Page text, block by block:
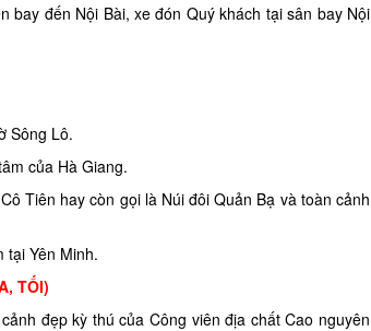
bay đến Nội Bài, xe đón Quý khách tại sân bay Nội
Sông Lô.
của Hà Giang.
Tiên hay còn gọi là Núi đôi Quản Bạ và toàn cảnh
tại Yên Minh.
TỐI)
đẹp kỳ thú của Công viên địa chất Cao nguyên